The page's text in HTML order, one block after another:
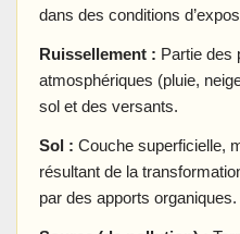
dans des conditions
Ruissellement : Partie des
atmosphériques (pluie,
sol et des versants.
Sol : Couche superficielle,
résultant de la
par des apports organiques.